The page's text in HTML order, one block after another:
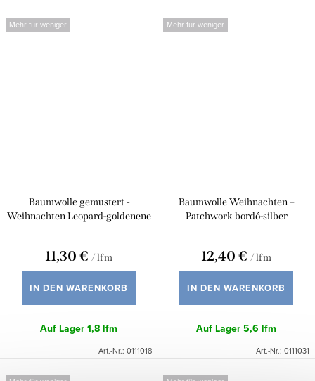
Mehr für weniger
Baumwolle gemustert -
Weihnachten Leopard-goldenene
11,30 € / lfm
IN DEN WARENKORB
Auf Lager1,8 lfm
Art.-Nr.: 0111018
Mehr für weniger
Baumwolle Weihnachten –
Patchwork bordó-silber
12,40 € / lfm
IN DEN WARENKORB
Auf Lager5,6 lfm
Art.-Nr.: 0111031